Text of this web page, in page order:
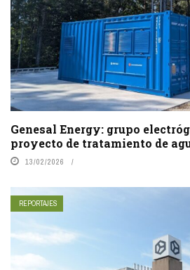
Genesal Energy: grupo
proyecto de tratamiento de
13/02/2026
REPORTAJES